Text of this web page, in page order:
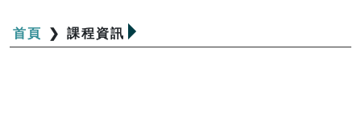
首頁 ❯ 課程資訊